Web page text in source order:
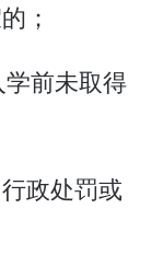
；
前未取得
政处罚或